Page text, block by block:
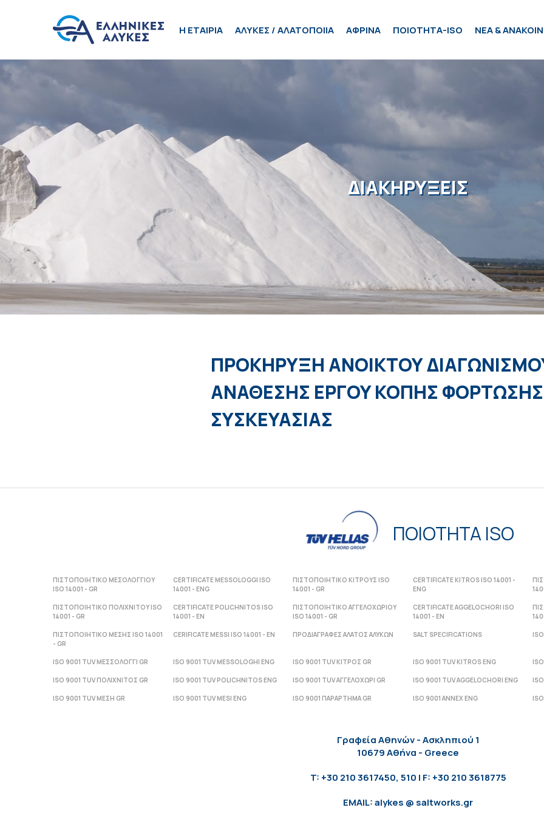
H ΕΤΑΙΡΙΑ ΑΛΥΚΕΣ / ΑΛΑΤΟΠΟΙΙΑ ΑΦΡΙΝΑ ΠΟΙΟΤΗΤΑ-ISO ΝΕΑ &
ΔΙΑΚΗΡΥΞΕΙΣ
ΠΡΟΚΗΡΥΞΗ ΑΝΟΙΚΤΟΥ
ΑΝΑΘΕΣΗΣ ΕΡΓOY ΚΟΠΗΣ
ΣΥΣΚΕΥΑΣΙΑΣ
ΠΟΙΟΤΗΤΑ ISO
ΠΙΣΤΟΠΟΙΗΤΙΚΟ ΜΕΣΟΛΟΓΓΙΟΥ
ISO 14001 - GR
CERTIFICATE MESSOLOGGI ISO
14001 - ENG
ΠΙΣΤΟΠΟΙΗΤΙΚΟ ΚΙΤΡΟΥΣ ISO
14001 - GR
CERTIFICATE KITROS ISO 14001 -
ENG
ΠΙΣΤΟΠΟΙΗΤΙΚΟ ΠΟΛΙΧΝΙΤΟΥ ISO
14001 - GR
CERTIFICATE POLICHNITOS ISO
14001 - ΕΝ
ΠΙΣΤΟΠΟΙΗΤΙΚΟ ΑΓΓΕΛΟΧΩΡΙΟΥ
ISO 14001 - GR
CERTIFICATE AGGELOCHORI ISO
14001 - ΕΝ
ΠΙΣΤΟΠΟΙΗΤΙΚΟ ΜΕΣΗΣ ISO 14001
- GR
CERIFICATE MESSI ISO 14001 - ΕΝ ΠΡΟΔΙΑΓΡΑΦΕΣ ΑΛΑΤΟΣ ΑΛΥΚΩΝ SALT SPECIFICATIONS
ISO 9001 TUV ΜΕΣΣΟΛΟΓΓΙ GR ISO 9001 TUV MESSOLOGHI ENG ISO 9001 TUV ΚΙΤΡΟΣ GR ISO 9001 TUV KITROS ENG
ISO 9001 TUV ΠΟΛΙΧΝΙΤΟΣ GR ISO 9001 TUV POLICHNITOS ENG ISO 9001 TUV ΑΓΓΕΛΟΧΩΡΙ GR ISO 9001 TUV AGGELOCHORI ENG
ISO 9001 TUV ΜΕΣΗ GR ISO 9001 TUV MESI ENG ISO 9001 ΠΑΡΑΡΤΗΜΑ GR ISO 9001 ANNEX ENG
Γραφεία Αθηνών - Ασκληπιού 1
10679 Αθήνα - Greece
T: +30 210 3617450, 510 | F: +30 210 3618775
EMAIL: alykes @ saltworks.gr